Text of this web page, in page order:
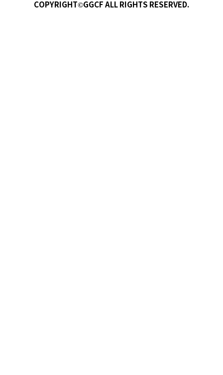
COPYRIGHT©GGCF ALL RIGHTS RESERVED.